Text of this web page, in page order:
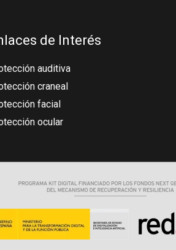
de Interés
auditiva
craneal
facial
ocular